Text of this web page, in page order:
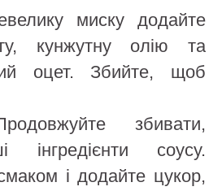
миску додайте
кунжутну олію та
оцет. Збийте, щоб
збивати,
інгредієнти соусу.
і додайте цукор,